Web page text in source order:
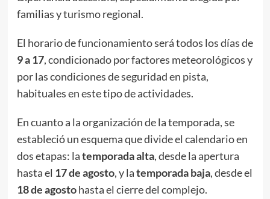
familias y turismo regional.
El horario de funcionamiento será todos los días de
9 a 17, condicionado por factores meteorológicos y
por las condiciones de seguridad en pista,
habituales en este tipo de actividades.
En cuanto a la organización de la temporada, se
estableció un esquema que divide el calendario en
dos etapas: latemporada alta, desde la apertura
hasta el 17 de agosto, y latemporada baja, desde el
18 de agostohasta el cierre del complejo.